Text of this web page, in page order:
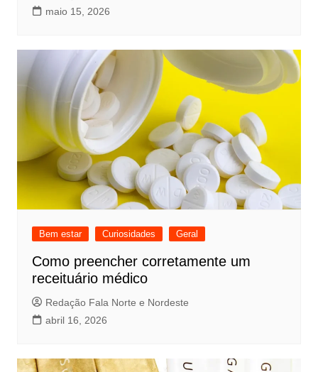
maio 15, 2026
Bem estar Curiosidades Geral
Como preencher corretamente um
receituário médico
Redação Fala Norte e Nordeste
abril 16, 2026